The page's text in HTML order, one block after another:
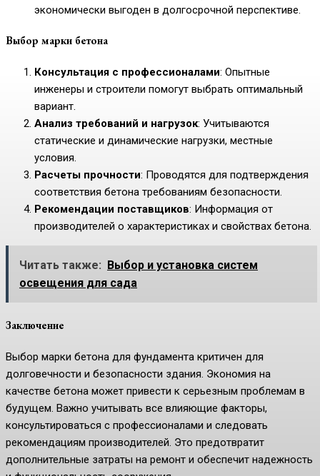
экономически выгоден в долгосрочной перспективе.
Выбор марки бетона
Консультация с профессионалами: Опытные
инженеры и строители помогут выбрать оптимальный
вариант.
Анализ требований и нагрузок: Учитываются
статические и динамические нагрузки, местные
условия.
Расчеты прочности: Проводятся для подтверждения
соответствия бетона требованиям безопасности.
Рекомендации поставщиков: Информация от
производителей о характеристиках и свойствах бетона.
Читать также:
Выбор и установка систем
освещения для сада
Заключение
Выбор марки бетона для фундамента критичен для
долговечности и безопасности здания. Экономия на
качестве бетона может привести к серьезным проблемам в
будущем. Важно учитывать все влияющие факторы,
консультироваться с профессионалами и следовать
рекомендациям производителей. Это предотвратит
дополнительные затраты на ремонт и обеспечит надежность